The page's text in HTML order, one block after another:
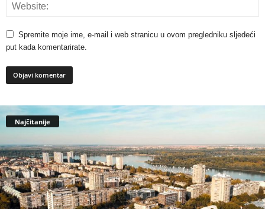
Spremite moje ime, e-mail i web stranicu u ovom pregledniku sljedeći
put kada komentarirate.
Najčitanije